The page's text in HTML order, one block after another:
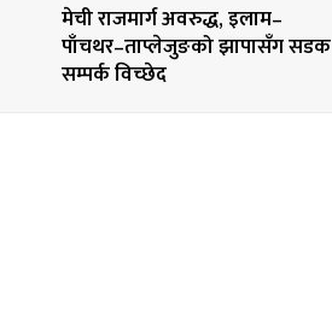
मेची राजमार्ग अवरुद्ध, इलाम–
पाँचथर–ताप्लेजुङको झापासँग सडक
सम्पर्क विच्छेद